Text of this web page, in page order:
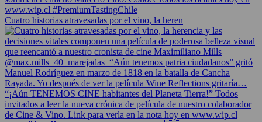
Cuatro historias atravesadas por el vino, la heren